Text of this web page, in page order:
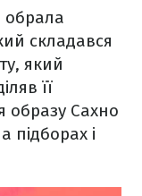
обрала
складався
який
її
образу Сахно
підборах і